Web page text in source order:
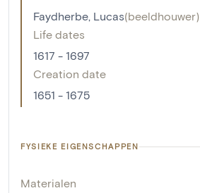
Faydherbe, Lucas(beeldhouwer)
Life dates
1617 - 1697
Creation date
1651 - 1675
FYSIEKE EIGENSCHAPPEN
Materialen